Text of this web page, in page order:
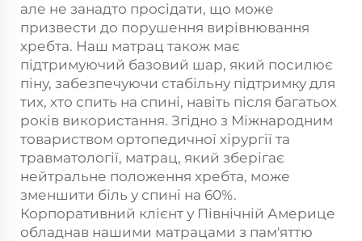
але не занадто просідати, що може
призвести до порушення вирівнювання
хребта. Наш матрац також має
підтримуючий базовий шар, який посилює
піну, забезпечуючи стабільну підтримку для
тих, хто спить на спині, навіть після багатьох
років використання. Згідно з Міжнародним
товариством ортопедичної хірургії та
травматології, матрац, який зберігає
нейтральне положення хребта, може
зменшити біль у спині на 60%.
Корпоративний клієнт у Північній Америце
обладнав нашими матрацами з пам'яттю